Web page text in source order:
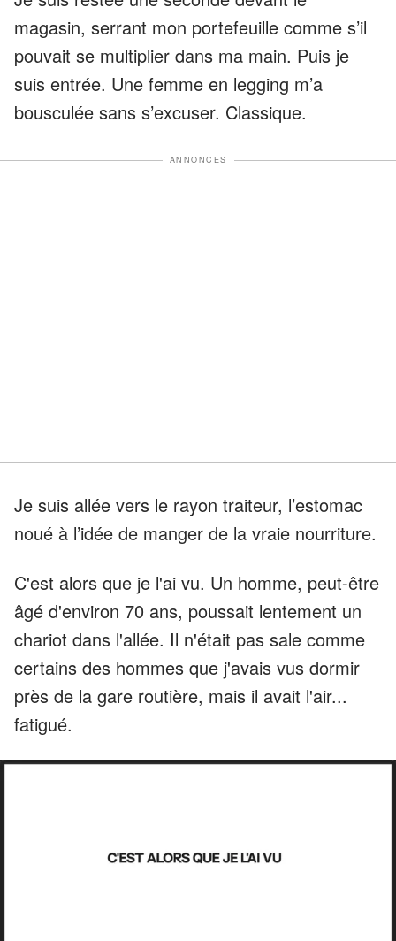
magasin, serrant mon portefeuille comme s’il
pouvait se multiplier dans ma main. Puis je
suis entrée. Une femme en legging m’a
bousculée sans s’excuser. Classique.
ANNONCES
Je suis allée vers le rayon traiteur, l’estomac
noué à l’idée de manger de la vraie nourriture.
C'est alors que je l'ai vu. Un homme, peut-être
âgé d'environ 70 ans, poussait lentement un
chariot dans l'allée. Il n'était pas sale comme
certains des hommes que j'avais vus dormir
près de la gare routière, mais il avait l'air...
fatigué.